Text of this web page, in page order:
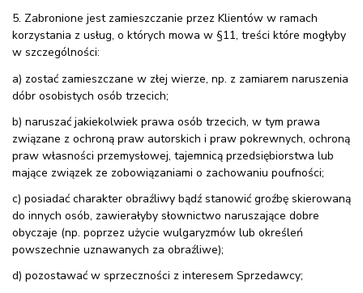
5. Zabronione jest zamieszczanie przez Klientów w ramach
korzystania z usług, o których mowa w §11, treści które mogłyby
w szczególności:
a) zostać zamieszczane w złej wierze, np. z zamiarem naruszenia
dóbr osobistych osób trzecich;
b) naruszać jakiekolwiek prawa osób trzecich, w tym prawa
związane z ochroną praw autorskich i praw pokrewnych, ochroną
praw własności przemysłowej, tajemnicą przedsiębiorstwa lub
mające związek ze zobowiązaniami o zachowaniu poufności;
c) posiadać charakter obraźliwy bądź stanowić groźbę skierowaną
do innych osób, zawierałyby słownictwo naruszające dobre
obyczaje (np. poprzez użycie wulgaryzmów lub określeń
powszechnie uznawanych za obraźliwe);
d) pozostawać w sprzeczności z interesem Sprzedawcy;